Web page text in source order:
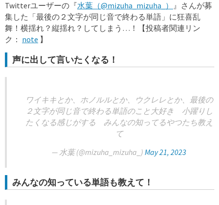
Twitterユーザーの『水葉（@mizuha_mizuha_） 』さんが募
集した「最後の２文字が同じ音で終わる単語」に狂喜乱
舞！横揺れ？縦揺れ？してしまう…！【投稿者関連リン
ク： note 】
声に出して言いたくなる！
ワイキキとか、ホノルルとか、ウクレレとか、最後の
２文字が同じ音で終わる単語のこと大好き 小躍りし
たくなる感じがする みんなの知ってるやつたち教え
て
— 水葉 (@mizuha_mizuha_) May 21, 2023
みんなの知っている単語も教えて！